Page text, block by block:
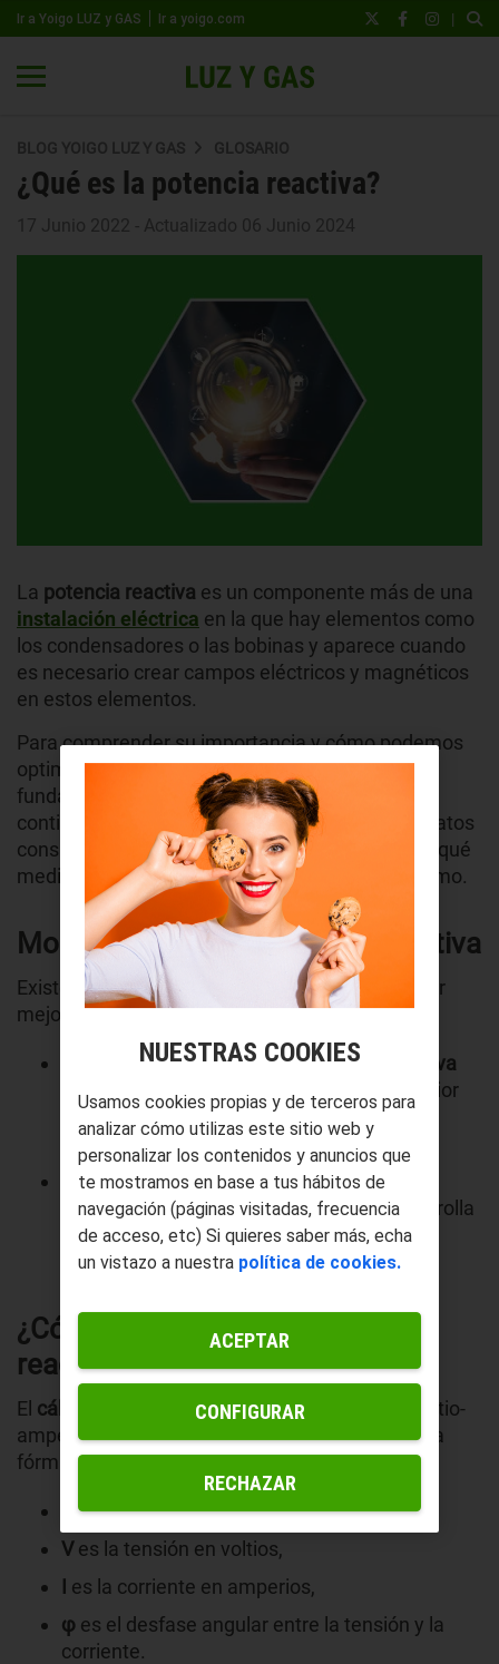
Ir a Yoigo LUZ y GAS Ir a yoigo.com |
BLOG YOIGO LUZ Y GAS GLOSARIO
¿Qué es la potencia reactiva?
17 Junio 2022 - Actualizado 06 Junio 2024
La potencia reactiva es un componente más de una
instalación eléctrica en la que hay elementos como
los condensadores o las bobinas y aparece cuando
es necesario crear campos eléctricos y magnéticos
en estos elementos.
Para comprender su importancia y cómo podemos
optimizar su uso, es esencial adentrarse en sus
fundamentos y aplicaciones prácticas. A
continuación, exploraremos en detalle qué aparatos
consumen potencia reactiva, cómo se calcula y qué
medidas podemos tomar para reducir su consumo.
Modalidades de la potencia reactiva
Existen dos modalidades que ayudan a entender
mejor
qué es la potencia reactiva.
Una de ellas es lapotencia reactiva inductiva
que es aquella que se desarrolla en el interior
de un circuito inductivo y que queda en su
interior. No es consumida ni creada.
La otra modalidad es la potencia reactiva
capacitivaque es la que se crea y se desarrolla
en un circuito capacitivo que es aquel que
opone resistencia a la corriente alterna.
¿Cómo se calcula la potencia
reactiva?
El cálculo de la potencia reactiva(medida en voltio-
amperios reactivos, VAr) se realiza a través de la
fórmula Q = V x I x sin(φ), donde:
es la potencia reactiva,
Ves la tensión en voltios,
I es la corriente en amperios,
φ es el desfase angular entre la tensión y la
corriente.
NUESTRAS COOKIES
Usamos cookies propias y de terceros para
analizar cómo utilizas este sitio web y
personalizar los contenidos y anuncios que
te mostramos en base a tus hábitos de
navegación (páginas visitadas, frecuencia
de acceso, etc) Si quieres saber más, echa
un vistazo a nuestra política de cookies.
CONFIGURAR
RECHAZAR
ACEPTAR